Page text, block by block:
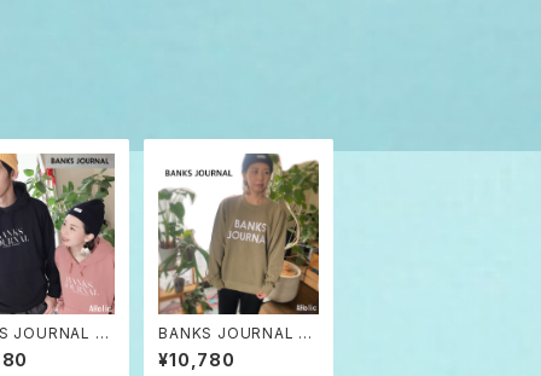
JOURNAL S
DIRTY BLA
クス ジャーナ
BANKS JOURNAL B
RONZE バンクス ジャ
ーナル オーガニック ク
¥10,780